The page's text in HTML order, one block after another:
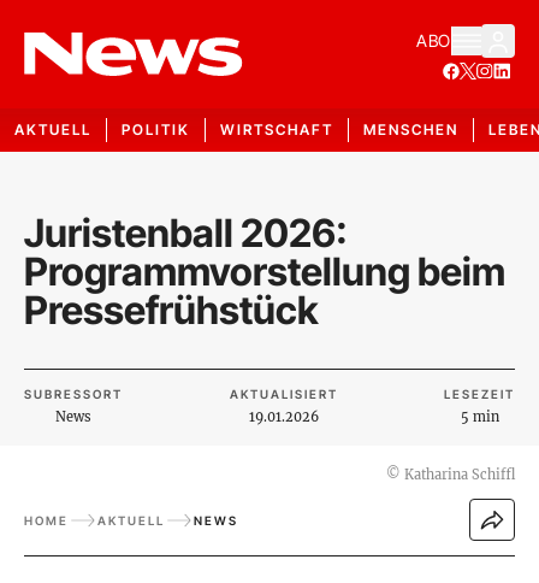
ABO
AKTUELL POLITIK WIRTSCHAFT MENSCHEN
Juristenball 2026:
Programmvorstellung beim
Pressefrühstück
SUBRESSORT
News
AKTUALISIERT
19.01.2026
LESEZEIT
5 min
© Katharina Schiffl
HOME AKTUELL NEWS